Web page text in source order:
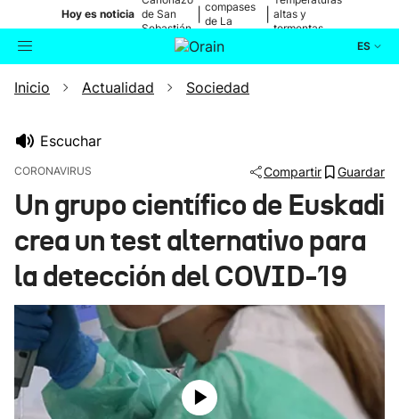
Hoy es noticia de San
Sebastián
compases
de La
altas y
tormentas
ES
Buscador Actualidad
Ikusmiran
Eguraldia
Inicio Actualidad Sociedad
Escuchar
CORONAVIRUS Compartir Guardar
Un grupo científico de Euskadi
crea un test alternativo para
la detección del COVID-19